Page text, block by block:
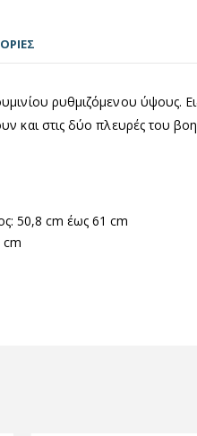
ρυθµιζόµενου ύψους.
και στις δύο πλευρές του
50,8 cm έως 61 cm
cm